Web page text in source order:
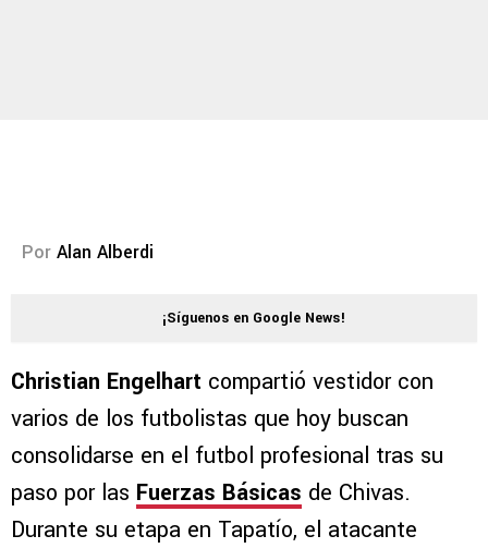
Por Alan Alberdi
¡Síguenos en Google News!
Christian Engelhart compartió vestidor con
varios de los futbolistas que hoy buscan
consolidarse en el futbol profesional tras su
paso por las Fuerzas Básicas de Chivas.
Durante su etapa en Tapatío, el atacante